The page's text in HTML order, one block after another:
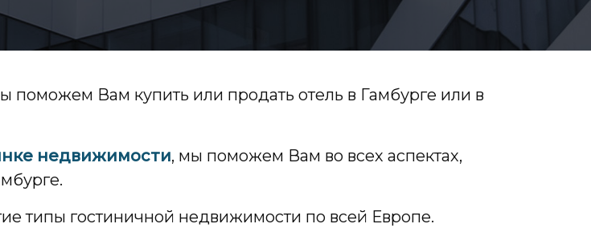
поможем Вам купить или продать отель в Гамбурге или в
недвижимости, мы поможем Вам во всех аспектах,
типы гостиничной недвижимости по всей Европе.